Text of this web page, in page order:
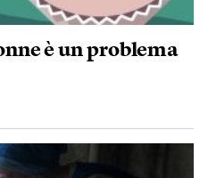
è un problema